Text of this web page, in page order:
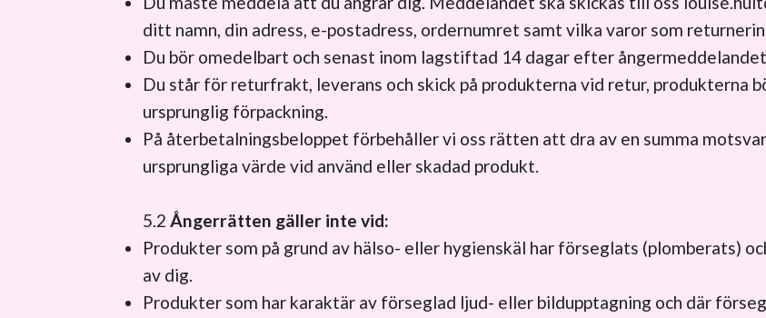
ditt namn, din adress, e-postadress, ordernumret samt vilka varor som
Du bör omedelbart och senast inom lagstiftad 14 dagar efter
Du står för returfrakt, leverans och skick på produkterna vid retur, produkterna
ursprunglig förpackning.
På återbetalningsbeloppet förbehåller vi oss rätten att dra av en summa
ursprungliga värde vid använd eller skadad produkt.
5.2 Ångerrätten gäller inte vid:
Produkter som på grund av hälso- eller hygienskäl har förseglats (plomberats)
av dig.
Produkter som har karaktär av förseglad ljud- eller bildupptagning och där